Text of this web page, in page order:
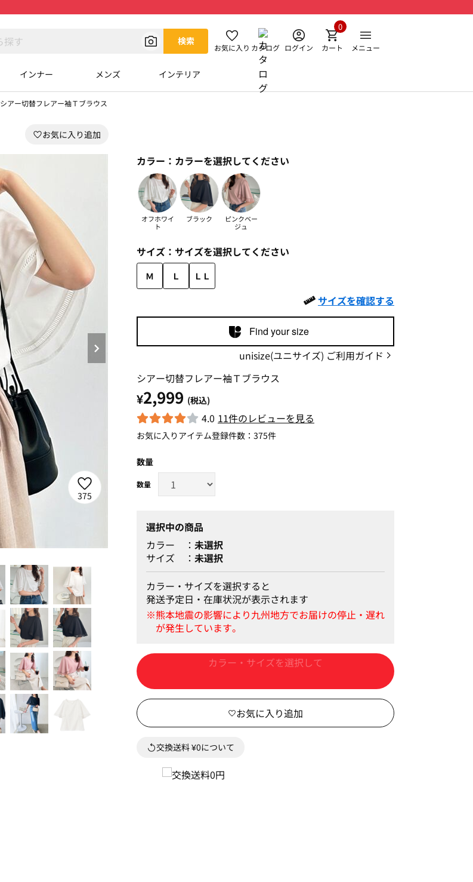
検索
お気に入り カタログ ログイン カート
0
メニュー
インナー メンズ インテリア
シアー切替フレアー袖Ｔブラウス
375
オフホワイト
カラー： カラーを選択してください
オフホワイ
ト
ブラック
ピンクベー
ジュ
サイズ： サイズを選択してください
Ｍ Ｌ ＬＬ
サイズを確認する
Find your size
unisize(ユニサイズ) ご利用ガイド
シアー切替フレアー袖Ｔブラウス
¥2,999 (税込)
4.0 11件のレビューを見る
お気に入りアイテム登録件数： 375件
数量
選択中の商品
カラー
未選択
サイズ
未選択
カラー・サイズを選択すると
発送予定日・在庫状況が表示されます
カートに入れる
交換送料 ¥0について